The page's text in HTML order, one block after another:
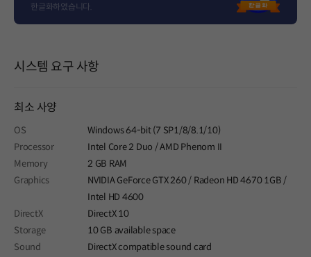
한글화하였습니다.
시스템 요구 사항
최소 사양
OS
Windows 64-bit (7 SP1/8/8.1/10)
Processor
Intel Core 2 Duo / AMD Phenom II
Memory
2 GB RAM
Graphics
NVIDIA GeForce GTX 260 / Radeon HD 4670 1GB /
Intel HD 4600
DirectX
DirectX 10
Storage
10 GB available space
Sound
DirectX compatible sound card